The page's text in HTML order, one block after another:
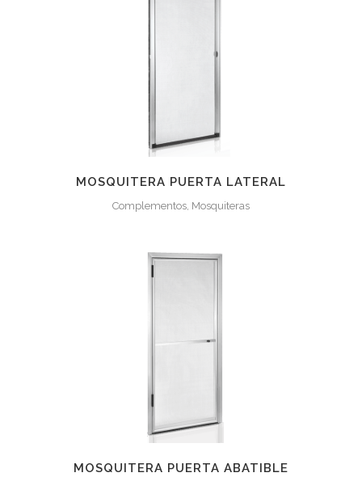
MOSQUITERA PUERTA LATERAL
Complementos, Mosquiteras
MOSQUITERA PUERTA ABATIBLE